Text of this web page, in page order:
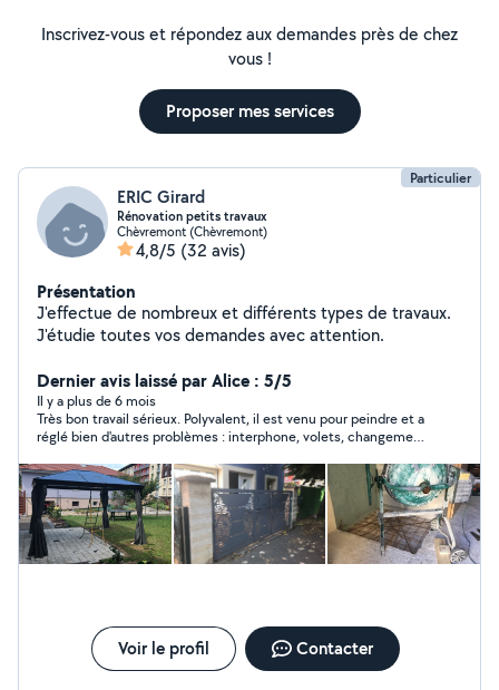
Inscrivez-vous et répondez aux demandes près de chez
vous !
Proposer mes services
Particulier
ERIC Girard
Rénovation petits travaux
Chèvremont (Chèvremont)
4,8/5 (32 avis)
Présentation
J'effectue de nombreux et différents types de travaux.
J'étudie toutes vos demandes avec attention.
Dernier avis laissé par Alice : 5/5
Il y a plus de 6 mois
Très bon travail sérieux. Polyvalent, il est venu pour peindre et a
réglé bien d'autres problèmes : interphone, volets, changement
Voir le profil Contacter